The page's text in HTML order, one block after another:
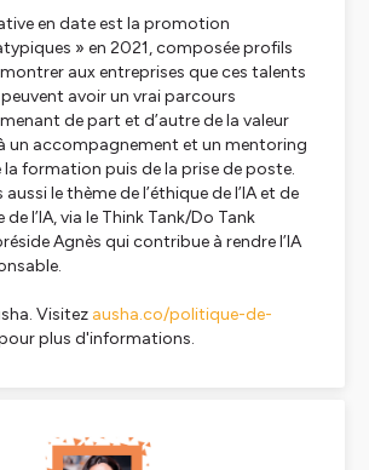
en date est la promotion
» en 2021, composée profils
aux entreprises que ces talents
avoir un vrai parcours
de part et d’autre de la valeur
un accompagnement et un mentoring
formation puis de la prise de poste.
le thème de l’éthique de l’IA et de
l’IA, via le Think Tank/Do Tank
Agnès qui contribue à rendre l’IA
Visitez ausha.co/politique-de-
plus d'informations.